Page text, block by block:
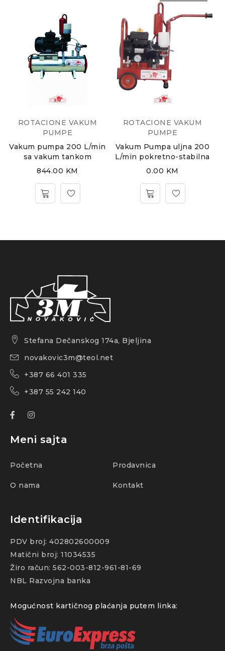
ROTACIONE VAKUM
PUMPE
Vakum pumpa 200 L/min
sa vakum tankom
844.00 KM
ROTACIONE VAKUM
PUMPE
Vakum Pumpa uljna 200
L/min pokretno-stabilna
0.00 KM
Stefana Dečanskog 174a, Bjeljina
novakovic3m@teol.net
+387 66 401 335
+387 55 242 140
Meni sajta
Početna Prodavnica
O nama Kontakt
Identifikacija
PDV broj: 402802600009
Matični broj: 11034535
Žiro račun: 562-003-812-961-81-69
NBL Razvojna banka
Mogućnost kartičnog plaćanja putem linka: